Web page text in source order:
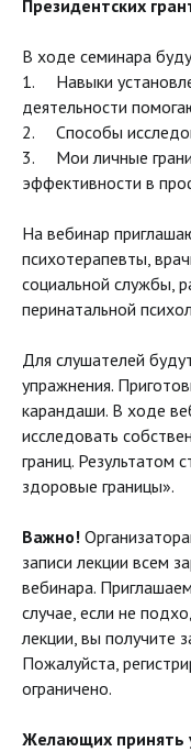
Президентских
В ходе семинара
1. Навыки
деятельности
2. Способы
3. Мои личные
эффективности в
На вебинар
психотерапевты,
социальной службы,
перинатальной
Для слушателей
упражнения.
карандаши. В ходе
исследовать
границ. Результатом
здоровые границы».
Важно!
записи лекции всем
вебинара.
случае, если не
лекции, вы получите
Пожалуйста,
ограничено.
Желающих принять